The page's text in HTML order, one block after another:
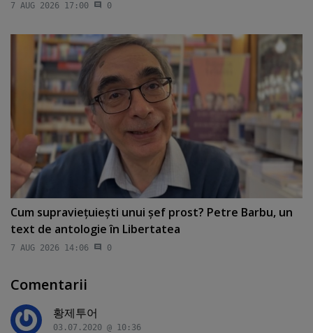
7 AUG 2026 17:00 0
Cum supravieţuieşti unui şef prost? Petre Barbu, un
text de antologie în Libertatea
7 AUG 2026 14:06 0
Comentarii
황제투어
03.07.2020 @ 10:36